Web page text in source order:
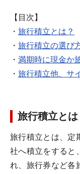
【目次】
・ 旅行積立とは？
・ 旅行積立の選び
・ 満期時に現金か
・ 旅行積立他、サ
旅行積立とは
旅行積立とは、定
社へ積立をすると
れ、旅行券など各